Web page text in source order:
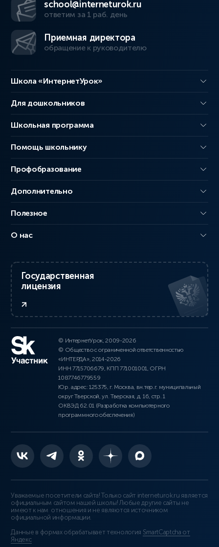
school@interneturok.ru
ответим за 1 раб. день
Приемная директора
обращение к руководителю
Школа «ИнтернетУрок»
Для дошкольников
Школьная программа
Помощь школьнику
Профобразование
Дополнительно
Полезное
О нас
Государственная
лицензия
© ИнтернетУрок, 2009-2026
© Общество с ограниченной ответственностью
«ИНТЕРДА», 2014-2026
ИНН 7715706679, КПП 771001001, ОГРН
1087746779559
Юр. адрес: 125375, г. Москва, вн.тер.г. муниципальный
округ Тверской, ул. Тверская, д. 16, стр. 1
ОКВЭД 62.01 (Разработка компьютерного
программного обеспечения)
Уважаемые посетители сайта! Только сайт interneturok.ru является
официальным сайтом нашей школы! Любые другие сайты не
имеют к нам отношения и не являются источником
официальной информации.
Данные в формах обрабатывает технология SmartCaptcha от
Яндекс